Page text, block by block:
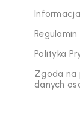
Regulamin
Polityka
Zgoda na
danych